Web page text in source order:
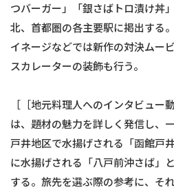
つバーガー」「銀さばトロ漬け丼
北、首都圏の各主要駅に掲出する
イネージなどでは新作の対決ムー
スカレーターの装飾も行う。
［［地元料理人へのインタビュ
は、題材の魅力を詳しく発信し、
戸井地区で水揚げされる「函館戸
に水揚げされる「八戸前沖さば」
する。旅先を選ぶ際の参考に、そ